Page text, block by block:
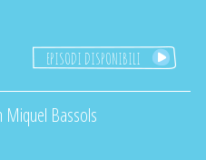
EPISODI DISPONIBILI
Miquel Bassols